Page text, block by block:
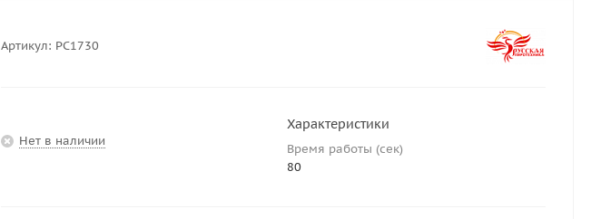
Артикул: РС1730
Нет в наличии
Характеристики
Время работы (сек)
80